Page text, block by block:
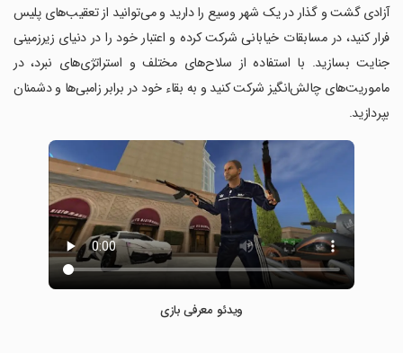
آزادی گشت و گذار در یک شهر وسیع را دارید و می‌توانید از تعقیب‌های پلیس
فرار کنید، در مسابقات خیابانی شرکت کرده و اعتبار خود را در دنیای زیرزمینی
جنایت بسازید. با استفاده از سلاح‌های مختلف و استراتژی‌های نبرد، در
ماموریت‌های چالش‌انگیز شرکت کنید و به بقاء خود در برابر زامبی‌ها و دشمنان
بپردازید.
ویدئو معرفی بازی